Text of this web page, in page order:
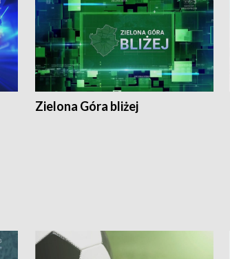
Zielona Góra bliżej